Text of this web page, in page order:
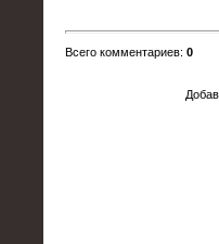
Всего комментариев: 0